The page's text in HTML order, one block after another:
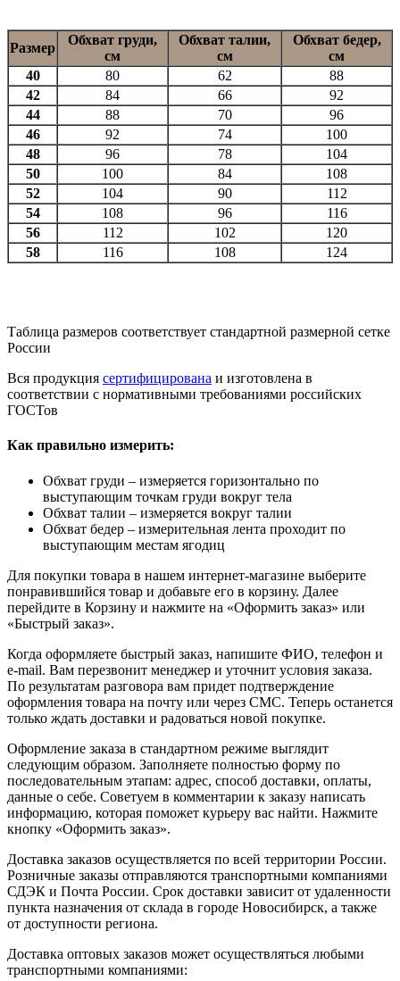
Размер
Обхват груди,
см
Обхват талии,
см
Обхват бедер,
см
40
80 62
88
42
84 66
92
44
88 70
96
46
92 74
100
48
96 78
104
50
100 84
108
52
104 90
112
54
108 96
116
56
112 102
120
58
116 108 124
Таблица размеров соответствует стандартной размерной сетке
России
Вся продукция сертифицирована и изготовлена в
соответствии с нормативными требованиями российских
ГОСТов
Как правильно измерить:
Обхват груди – измеряется горизонтально по
выступающим точкам груди вокруг тела
Обхват талии – измеряется вокруг талии
Обхват бедер – измерительная лента проходит по
выступающим местам ягодиц
Для покупки товара в нашем интернет-магазине выберите
понравившийся товар и добавьте его в корзину. Далее
перейдите в Корзину и нажмите на «Оформить заказ» или
«Быстрый заказ».
Когда оформляете быстрый заказ, напишите ФИО, телефон и
e-mail. Вам перезвонит менеджер и уточнит условия заказа.
По результатам разговора вам придет подтверждение
оформления товара на почту или через СМС. Теперь останется
только ждать доставки и радоваться новой покупке.
Оформление заказа в стандартном режиме выглядит
следующим образом. Заполняете полностью форму по
последовательным этапам: адрес, способ доставки, оплаты,
данные о себе. Советуем в комментарии к заказу написать
информацию, которая поможет курьеру вас найти. Нажмите
кнопку «Оформить заказ».
Доставка заказов осуществляется по всей территории России.
Розничные заказы отправляются транспортными компаниями
СДЭК и Почта России. Срок доставки зависит от удаленности
пункта назначения от склада в городе Новосибирск, а также
от доступности региона.
Доставка оптовых заказов может осуществляться любыми
транспортными компаниями: